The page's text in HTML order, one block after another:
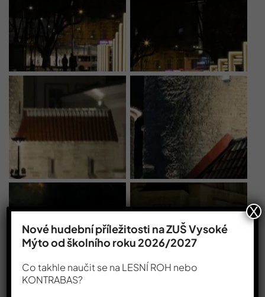
Nové hudební příležitosti na ZUŠ Vysoké
Mýto od školního roku 2026/2027
Co takhle naučit se na LESNÍ ROH nebo
KONTRABAS?
X